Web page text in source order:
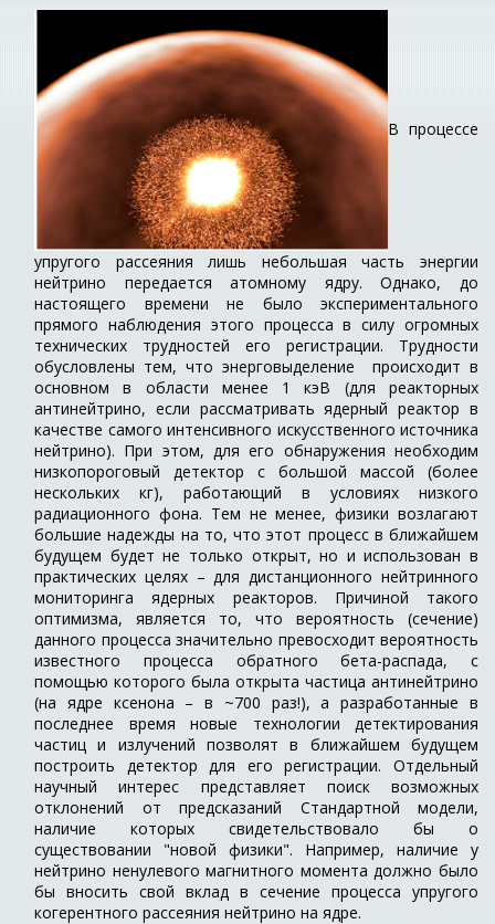
В процессе
упругого рассеяния лишь небольшая часть энергии
нейтрино передается атомному ядру. Однако, до
настоящего времени не было экспериментального
прямого наблюдения этого процесса в силу огромных
технических трудностей его регистрации. Трудности
обусловлены тем, что энерговыделение происходит в
основном в области менее 1 кэВ (для реакторных
антинейтрино, если рассматривать ядерный реактор в
качестве самого интенсивного искусственного источника
нейтрино). При этом, для его обнаружения необходим
низкопороговый детектор с большой массой (более
нескольких кг), работающий в условиях низкого
радиационного фона. Тем не менее, физики возлагают
большие надежды на то, что этот процесс в ближайшем
будущем будет не только открыт, но и использован в
практических целях – для дистанционного нейтринного
мониторинга ядерных реакторов. Причиной такого
оптимизма, является то, что вероятность (сечение)
данного процесса значительно превосходит вероятность
известного процесса обратного бета-распада, с
помощью которого была открыта частица антинейтрино
(на ядре ксенона – в ~700 раз!), а разработанные в
последнее время новые технологии детектирования
частиц и излучений позволят в ближайшем будущем
построить детектор для его регистрации. Отдельный
научный интерес представляет поиск возможных
отклонений от предсказаний Стандартной модели,
наличие которых свидетельствовало бы о
существовании "новой физики". Например, наличие у
нейтрино ненулевого магнитного момента должно было
бы вносить свой вклад в сечение процесса упругого
когерентного рассеяния нейтрино на ядре.